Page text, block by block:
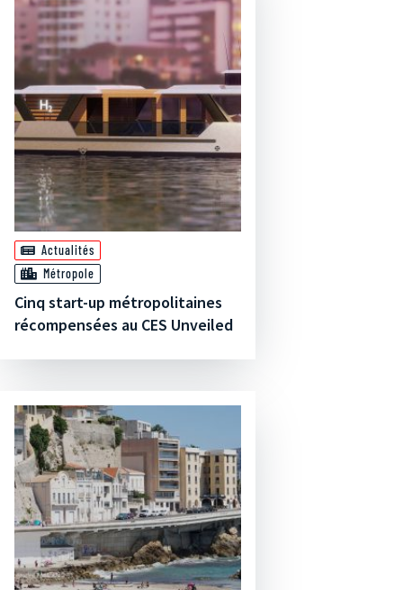
Actualités
Métropole
Cinq start-up métropolitaines
récompensées au CES Unveiled